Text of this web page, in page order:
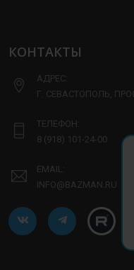
КОНТАКТЫ
АДРЕС:
Г. СЕВАСТОПОЛЬ,
ТЕЛЕФОН:
8 (918) 101-24-00
EMAIL:
INFO@BAZMAN.RU